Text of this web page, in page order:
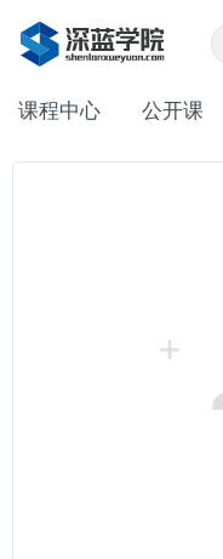
课程中心 公开课